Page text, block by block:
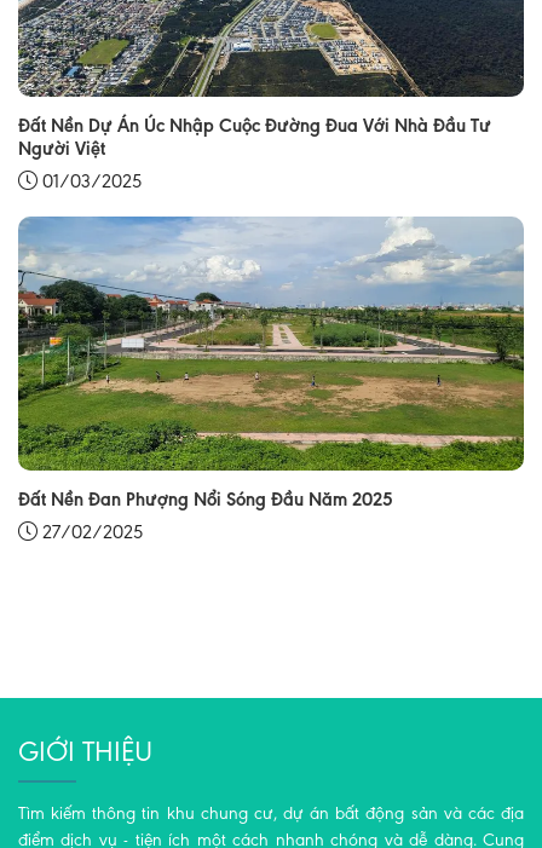
Đất Nền Dự Án Úc Nhập Cuộc Đường Đua Với Nhà Đầu Tư
Người Việt
01/03/2025
Đất Nền Đan Phượng Nổi Sóng Đầu Năm 2025
27/02/2025
GIỚI THIỆU
Tìm kiếm thông tin khu chung cư, dự án bất động sản và các địa
điểm dịch vụ - tiện ích một cách nhanh chóng và dễ dàng. Cung